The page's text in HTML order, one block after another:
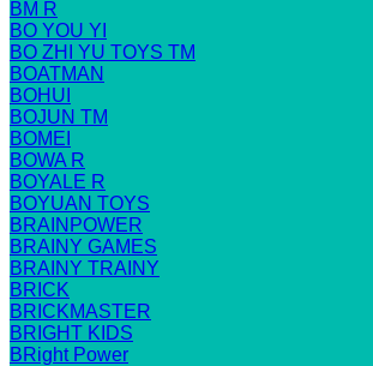
BM R
BO YOU YI
BO ZHI YU TOYS TM
BOATMAN
BOHUI
BOJUN TM
BOMEI
BOWA R
BOYALE R
BOYUAN TOYS
BRAINPOWER
BRAINY GAMES
BRAINY TRAINY
BRICK
BRICKMASTER
BRIGHT KIDS
BRight Power